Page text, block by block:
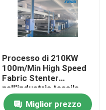
Processo di 210KW
100m/Min High Speed
Fabric Stenter
nell'industria tessile
2800mm
Miglior prezzo